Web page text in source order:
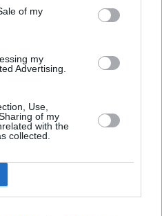
nuevo en este sitio web o
of my
my
Advertising.
Use,
of my
with the
collected.